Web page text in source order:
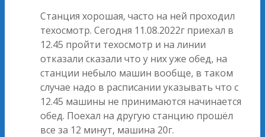
Станция хорошая, часто на ней проходил
техосмотр. Сегодня 11.08.2022г приехал в
12.45 пройти техосмотр и на линии
отказали сказали что у них уже обед, на
станции небыло машин вообще, в таком
случае надо в расписании указывать что с
12.45 машины не принимаются начинается
обед. Поехал на другую станцию прошёл
все за 12 минут, машина 20г.